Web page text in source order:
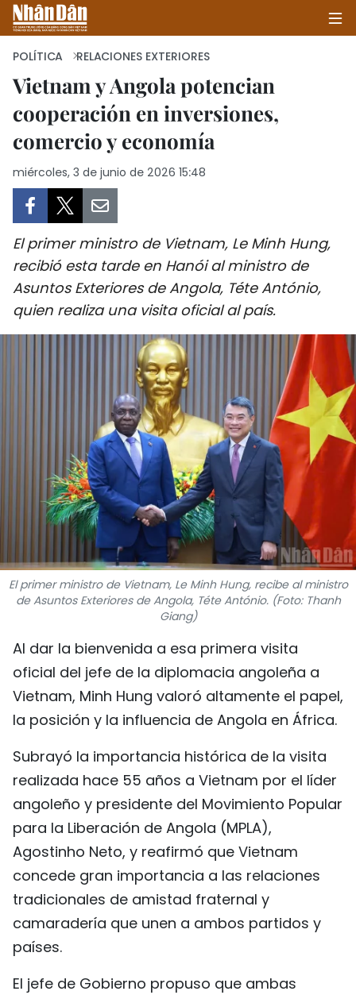
INICIO
POLÍTICA
SALUD - MEDIO AMBIENTE
CULTURA - ENTRETENIMIENTO
INTERNACIONAL
DEPORTES
VIAJES
PUENTE DE AMISTAD
HISTORIAS MULTIMEDIA
FOTOGRAFÍA
¿QUIÉNES SOMOS?
TIẾNG VIỆT
ENGLISH
中文
POLÍTICA RELACIONES EXTERIORES
Vietnam y Angola potencian
cooperación en inversiones,
comercio y economía
miércoles, 3 de junio de 2026 15:48
El primer ministro de Vietnam, Le Minh Hung,
recibió esta tarde en Hanói al ministro de
Asuntos Exteriores de Angola, Téte António,
quien realiza una visita oficial al país.
El primer ministro de Vietnam, Le Minh Hung, recibe al ministro
de Asuntos Exteriores de Angola, Téte António. (Foto: Thanh
Giang)
Al dar la bienvenida a esa primera visita
oficial del jefe de la diplomacia angoleña a
Vietnam, Minh Hung valoró altamente el papel,
la posición y la influencia de Angola en África.
Subrayó la importancia histórica de la visita
realizada hace 55 años a Vietnam por el líder
angoleño y presidente del Movimiento Popular
para la Liberación de Angola (MPLA),
Agostinho Neto, y reafirmó que Vietnam
concede gran importancia a las relaciones
tradicionales de amistad fraternal y
camaradería que unen a ambos partidos y
países.
El jefe de Gobierno propuso que ambas